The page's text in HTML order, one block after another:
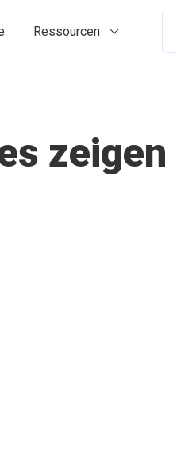
Ressourcen